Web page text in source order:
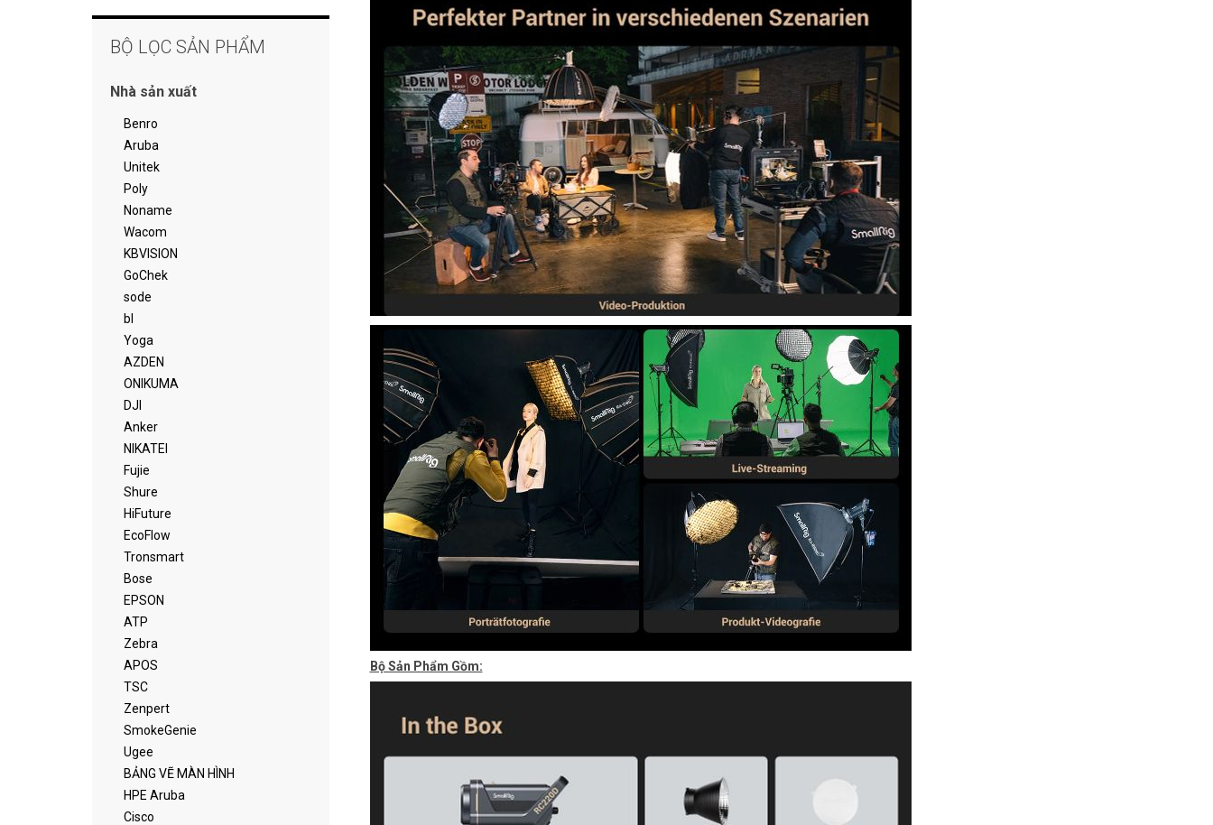
Bộ Sản Phẩm Gồm:
BỘ LỌC SẢN PHẨM
Nhà sản xuất
Benro
Aruba
Unitek
Poly
Noname
Wacom
KBVISION
GoChek
sode
bl
Yoga
AZDEN
ONIKUMA
DJI
Anker
NIKATEI
Fujie
Shure
HiFuture
EcoFlow
Tronsmart
Bose
EPSON
ATP
Zebra
APOS
TSC
Zenpert
SmokeGenie
Ugee
BẢNG VẼ MÀN HÌNH
HPE Aruba
Cisco